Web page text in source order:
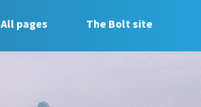
All pages The Bolt site